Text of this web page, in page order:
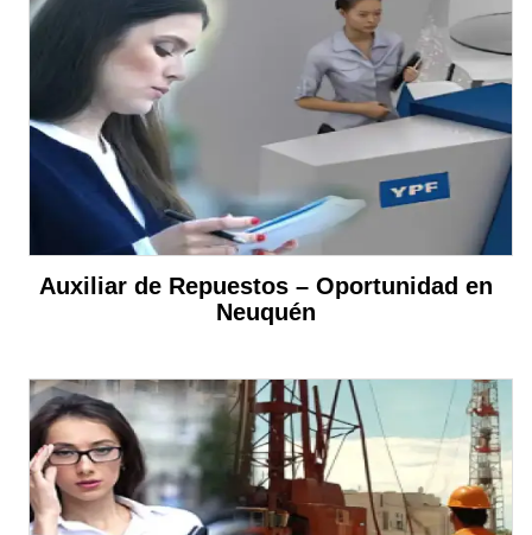
Auxiliar de Repuestos – Oportunidad en
Neuquén